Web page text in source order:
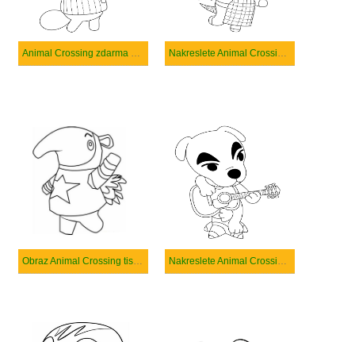
Animal Crossing zdarma základní tisknutelné Nakreslete Animal Crossing tisknutelné pro děti
Obraz Animal Crossing tisknutelné Nakreslete Animal Crossing k vytisknutí